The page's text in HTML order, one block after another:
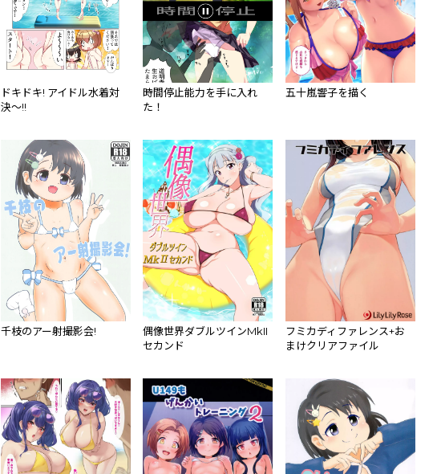
ドキドキ! アイドル水着対
決〜!!
時間停止能力を手に入れ
た！
五十嵐響子を描く
千枝のアー射撮影会!
偶像世界ダブルツインMkII
セカンド
フミカディファレンス+お
まけクリアファイル